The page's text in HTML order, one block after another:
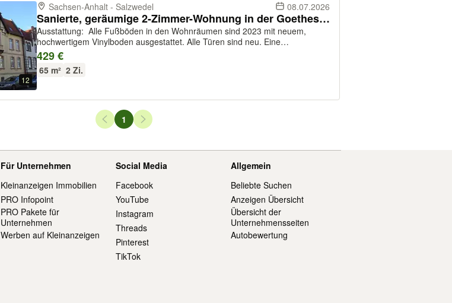
12
Sachsen-Anhalt - Salzwedel 08.07.2026
Sanierte, geräumige 2-Zimmer-Wohnung in der Goethestraße.
Ausstattung: Alle Fußböden in den Wohnräumen sind 2023 mit neuem,
hochwertigem Vinylboden ausgestattet. Alle Türen sind neu. Eine
Wechselsprechanlage mit Türöffner ist vorhanden. Die Wohnung wird
komplett renoviert / saniert in 2023 übergeben. P...
429 €
65 m² 2 Zi.
Seiten-Navigation
Seite
1
Für Unternehmen
Kleinanzeigen Immobilien
PRO Infopoint
PRO Pakete für
Unternehmen
Werben auf Kleinanzeigen
Social Media
Facebook
YouTube
Instagram
Threads
Pinterest
TikTok
Allgemein
Beliebte Suchen
Anzeigen Übersicht
Übersicht der
Unternehmensseiten
Autobewertung